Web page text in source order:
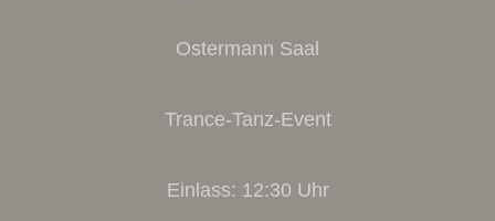
Ostermann Saal
Trance-Tanz-Event
Einlass: 12:30 Uhr